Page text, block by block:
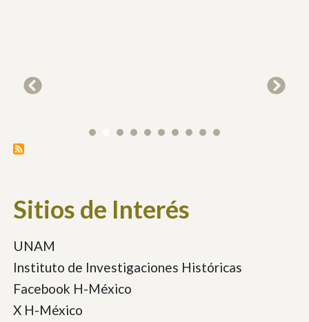
Sitios de Interés
UNAM
Instituto de Investigaciones Históricas
Facebook H-México
X H-México